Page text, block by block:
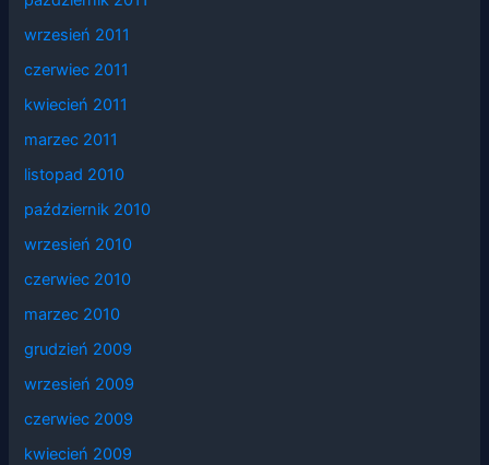
wrzesień 2011
czerwiec 2011
kwiecień 2011
marzec 2011
listopad 2010
październik 2010
wrzesień 2010
czerwiec 2010
marzec 2010
grudzień 2009
wrzesień 2009
czerwiec 2009
kwiecień 2009